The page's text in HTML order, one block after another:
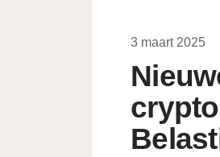
3 maart 2025